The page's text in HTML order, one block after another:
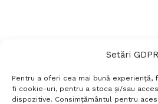
Setări GDPR
Pentru a oferi cea mai bună experiență,
fi cookie-uri, pentru a stoca și/sau
dispozitive. Consimțământul pentru